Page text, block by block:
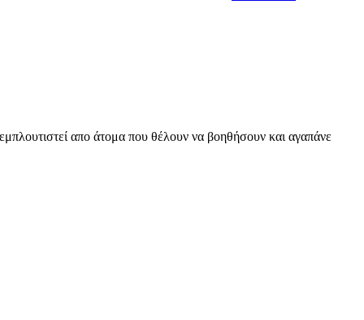
απο άτομα που θέλουν να βοηθήσουν και αγαπάνε